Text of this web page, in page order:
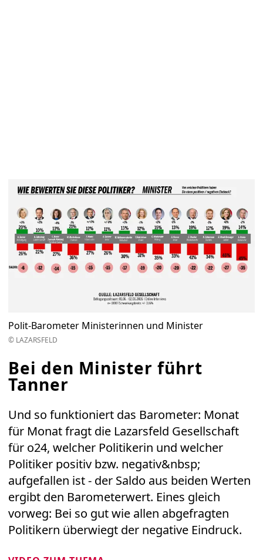
Polit-Barometer Ministerinnen und Minister
© LAZARSFELD
Bei den Minister führt
Tanner
Und so funktioniert das Barometer: Monat
für Monat fragt die Lazarsfeld Gesellschaft
für o24, welcher Politikerin und welcher
Politiker positiv bzw. negativ&nbsp;
aufgefallen ist - der Saldo aus beiden Werten
ergibt den Barometerwert. Eines gleich
vorweg: Bei so gut wie allen abgefragten
Politikern überwiegt der negative Eindruck.